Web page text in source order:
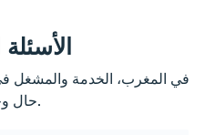
حال وجودهم.